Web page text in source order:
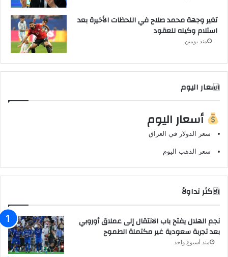
تغير وجهة محمد صلاح في اللحظات الأخيرة بعد
استلام وكيله للعقود
منذ يومين
اسعار اليوم
أسعار اليوم
سعر الدولار في العراق
سعر الذهب اليوم
الاكثر تداولاً
نجم الهلال يفتح باب الانتقال إلى عملاق أوروبي
بعد تجربة سعودية غير مكتملة الطموح
منذ أسبوع واحد